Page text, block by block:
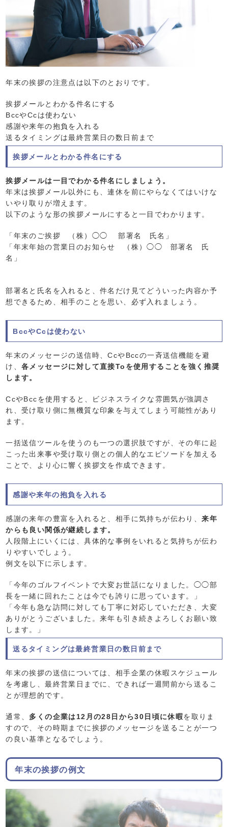
年末の挨拶の注意点は以下のとおりです。
挨拶メールとわかる件名にする
BccやCcは使わない
感謝や来年の抱負を入れる
送るタイミングは最終営業日の数日前まで
挨拶メールとわかる件名にする
挨拶メールは一目でわかる件名にしましょう。
年末は挨拶メール以外にも、連休を前にやらなくてはいけな
いやり取りが増えます。
以下のような形の挨拶メールにすると一目でわかります。
「年末のご挨拶 （株）◯◯ 部署名 氏名」
「年末年始の営業日のお知らせ （株）◯◯ 部署名 氏
名」
部署名と氏名を入れると、件名だけ見てどういった内容か予
想できるため、相手のことを思い、必ず入れましょう。
BccやCcは使わない
年末のメッセージの送信時、CcやBccの一斉送信機能を避
け、各メッセージに対して直接Toを使用することを強く推奨
します。
CcやBccを使用すると、ビジネスライクな雰囲気が強調さ
れ、受け取り側に無機質な印象を与えてしまう可能性があり
ます。
一括送信ツールを使うのも一つの選択肢ですが、その年に起
こった出来事や受け取り側との個人的なエピソードを加える
ことで、より心に響く挨拶文を作成できます。
感謝や来年の抱負を入れる
感謝の来年の豊富を入れると、相手に気持ちが伝わり、来年
からも良い関係が継続します。
人段階上にいくには、具体的な事例をいれると気持ちが伝わ
りやすいでしょう。
例文を以下に示します。
「今年のゴルフイベントで大変お世話になりました。◯◯部
長を一緒に回れたことは今でも誇りに思っています。」
「今年も急な訪問に対しても丁寧に対応していただき、大変
ありがとうございました。来年も引き続きよろしくお願い致
します。」
送るタイミングは最終営業日の数日前まで
年末の挨拶の送信については、相手企業の休暇スケジュール
を考慮し、最終営業日までに、できれば一週間前から送るこ
とが理想的です。
通常、 多くの企業は12月の28日から30日頃に休暇を取りま
すので、その時期までに挨拶のメッセージを送ることが一つ
の良い基準となるでしょう。
年末の挨拶の例文